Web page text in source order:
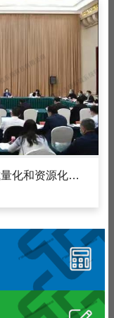
荣达吉康 | 丁仲礼：积极探索固废减量化和资源化利用